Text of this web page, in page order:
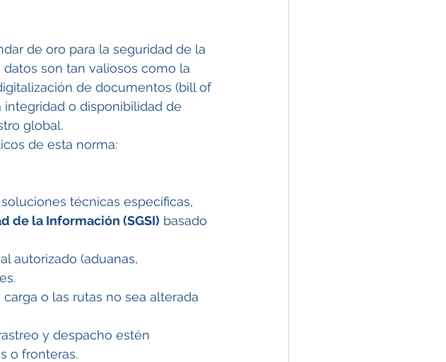
de oro para la seguridad de la
son tan valiosos como la
de documentos (bill of
o disponibilidad de
global.
de esta norma:
técnicas específicas,
de la Información (SGSI) basado
autorizado (aduanas,
o las rutas no sea alterada
y despacho estén
o fronteras.